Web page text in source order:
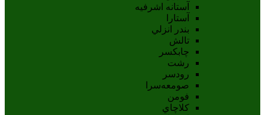
آستانه اشرفيه
آستارا
بندر انزلي
تالش
چابکسر
رشت
رودسر
صومعه‌سرا
فومن
کلاچاي